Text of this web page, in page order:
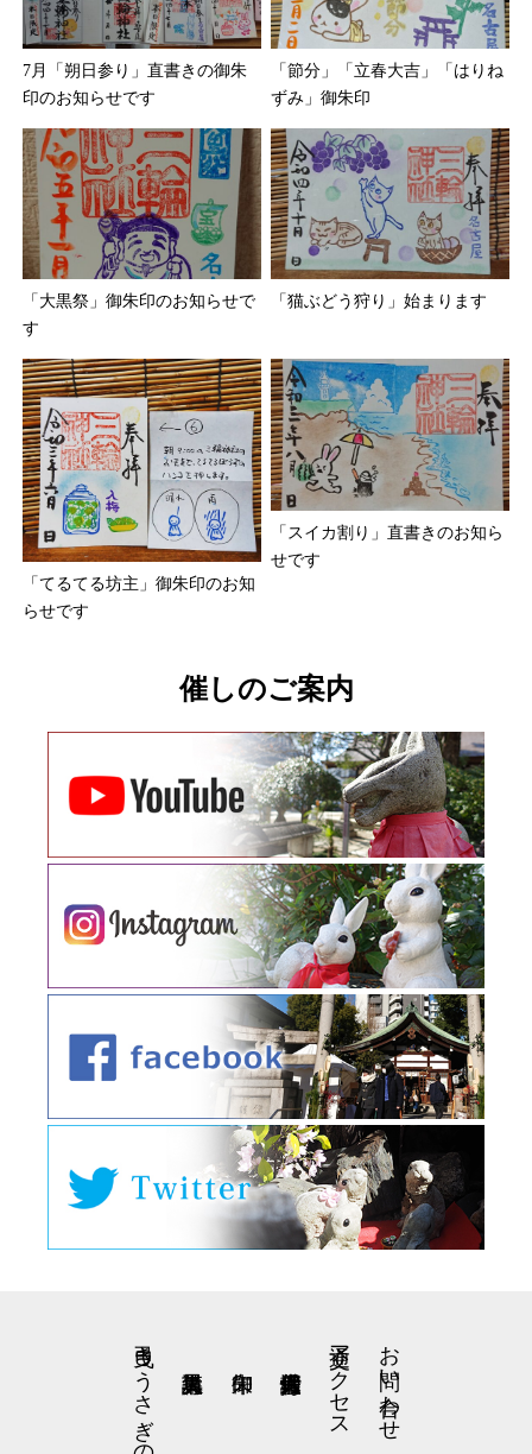
7月「朔日参り」直書きの御朱
印のお知らせです
「節分」「立春大吉」「はりね
ずみ」御朱印
「大黒祭」御朱印のお知らせで
す
「猫ぶどう狩り」始まります
「てるてる坊主」御朱印のお知
らせです
「スイカ割り」直書きのお知ら
せです
催しのご案内
お問い合わせ
交通アクセス
弓曳きうさぎの星野くん